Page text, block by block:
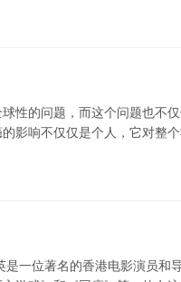
性的问题，而这个问题也不
影响不仅仅是个人，它对整
是一位著名的香港电影演员和